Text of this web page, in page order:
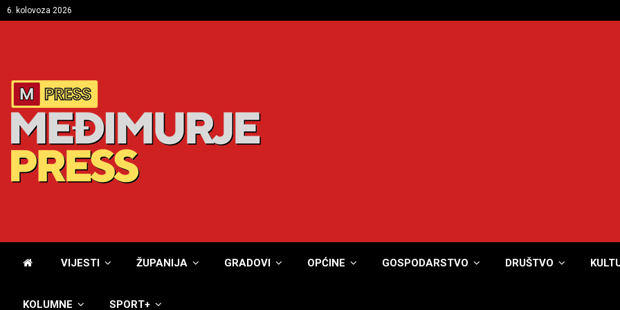
6. kolovoza 2026
VIJESTI ŽUPANIJA GRADOVI OPĆINE GOSPODARSTVO DRUŠTVO
KOLUMNE SPORT+